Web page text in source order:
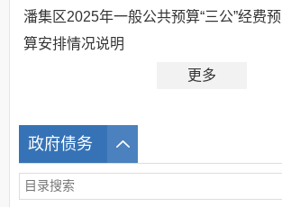
潘集区2025年一般公共预算“三公”经费预
算安排情况说明
更多
政府债务